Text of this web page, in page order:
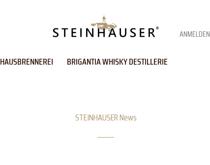
ANMELDEN
HAUSBRENNEREI
BRIGANTIA WHISKY DESTILLERIE
STEINHAUSER News